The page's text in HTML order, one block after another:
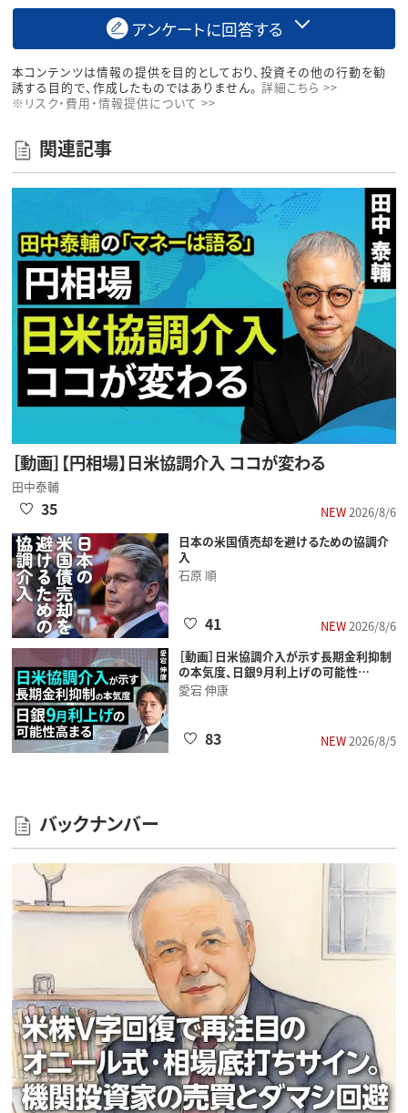
アンケートに回答する
本コンテンツは情報の提供を目的としており、投資その他の行動を勧
誘する目的で、作成したものではありません。 詳細こちら >>
※リスク・費用・情報提供について >>
関連記事
［動画］【円相場】日米協調介入 ココが変わる
田中泰輔
NEW2026/8/6
35
日本の米国債売却を避けるための協調介
入
石原 順
NEW2026/8/6
41
［動画］日米協調介入が示す長期金利抑制
の本気度、日銀9月利上げの可能性…
愛宕 伸康
NEW2026/8/5
83
バックナンバー